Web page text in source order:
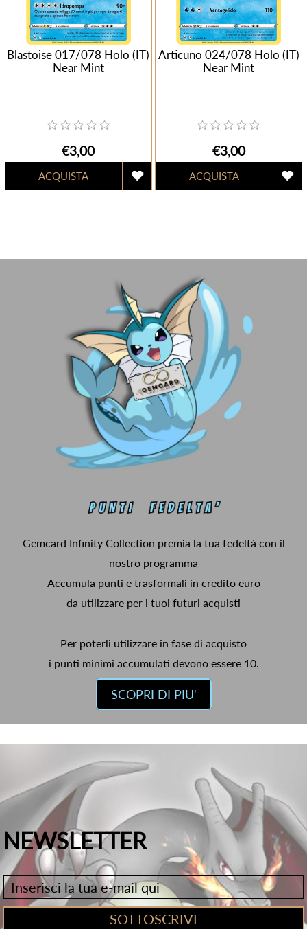
Blastoise 017/078 Holo (IT)
Near Mint
€3,00
Articuno 024/078 Holo (IT)
Near Mint
€3,00
Gemcard Infinity Collection premia la tua fedeltà con il
nostro programma
Accumula punti e trasformali in credito euro
da utilizzare per i tuoi futuri acquisti
Per poterli utilizzare in fase di acquisto
i punti minimi accumulati devono essere 10.
SCOPRI DI PIU'
NEWSLETTER